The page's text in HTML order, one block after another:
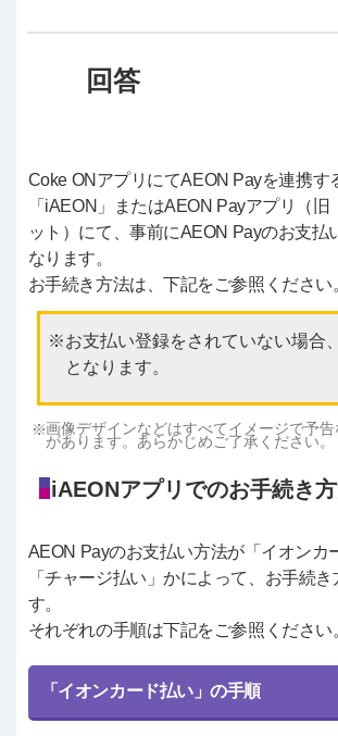
Coke ONアプリにてAEON Payを連携す
「iAEON」またはAEON Payアプリ（旧
ット）にて、事前にAEON Payのお支払
なります。
お手続き方法は、下記をご参照ください
お支払い登録をされていない場合
となります。
画像デザインなどはすべてイメージで予告
があります。あらかじめご了承ください。
iAEONアプリでのお手続き
AEON Payのお支払い方法が「イオンカ
「チャージ払い」かによって、お手続き
す。
それぞれの手順は下記をご参照ください
「イオンカード払い」の手順